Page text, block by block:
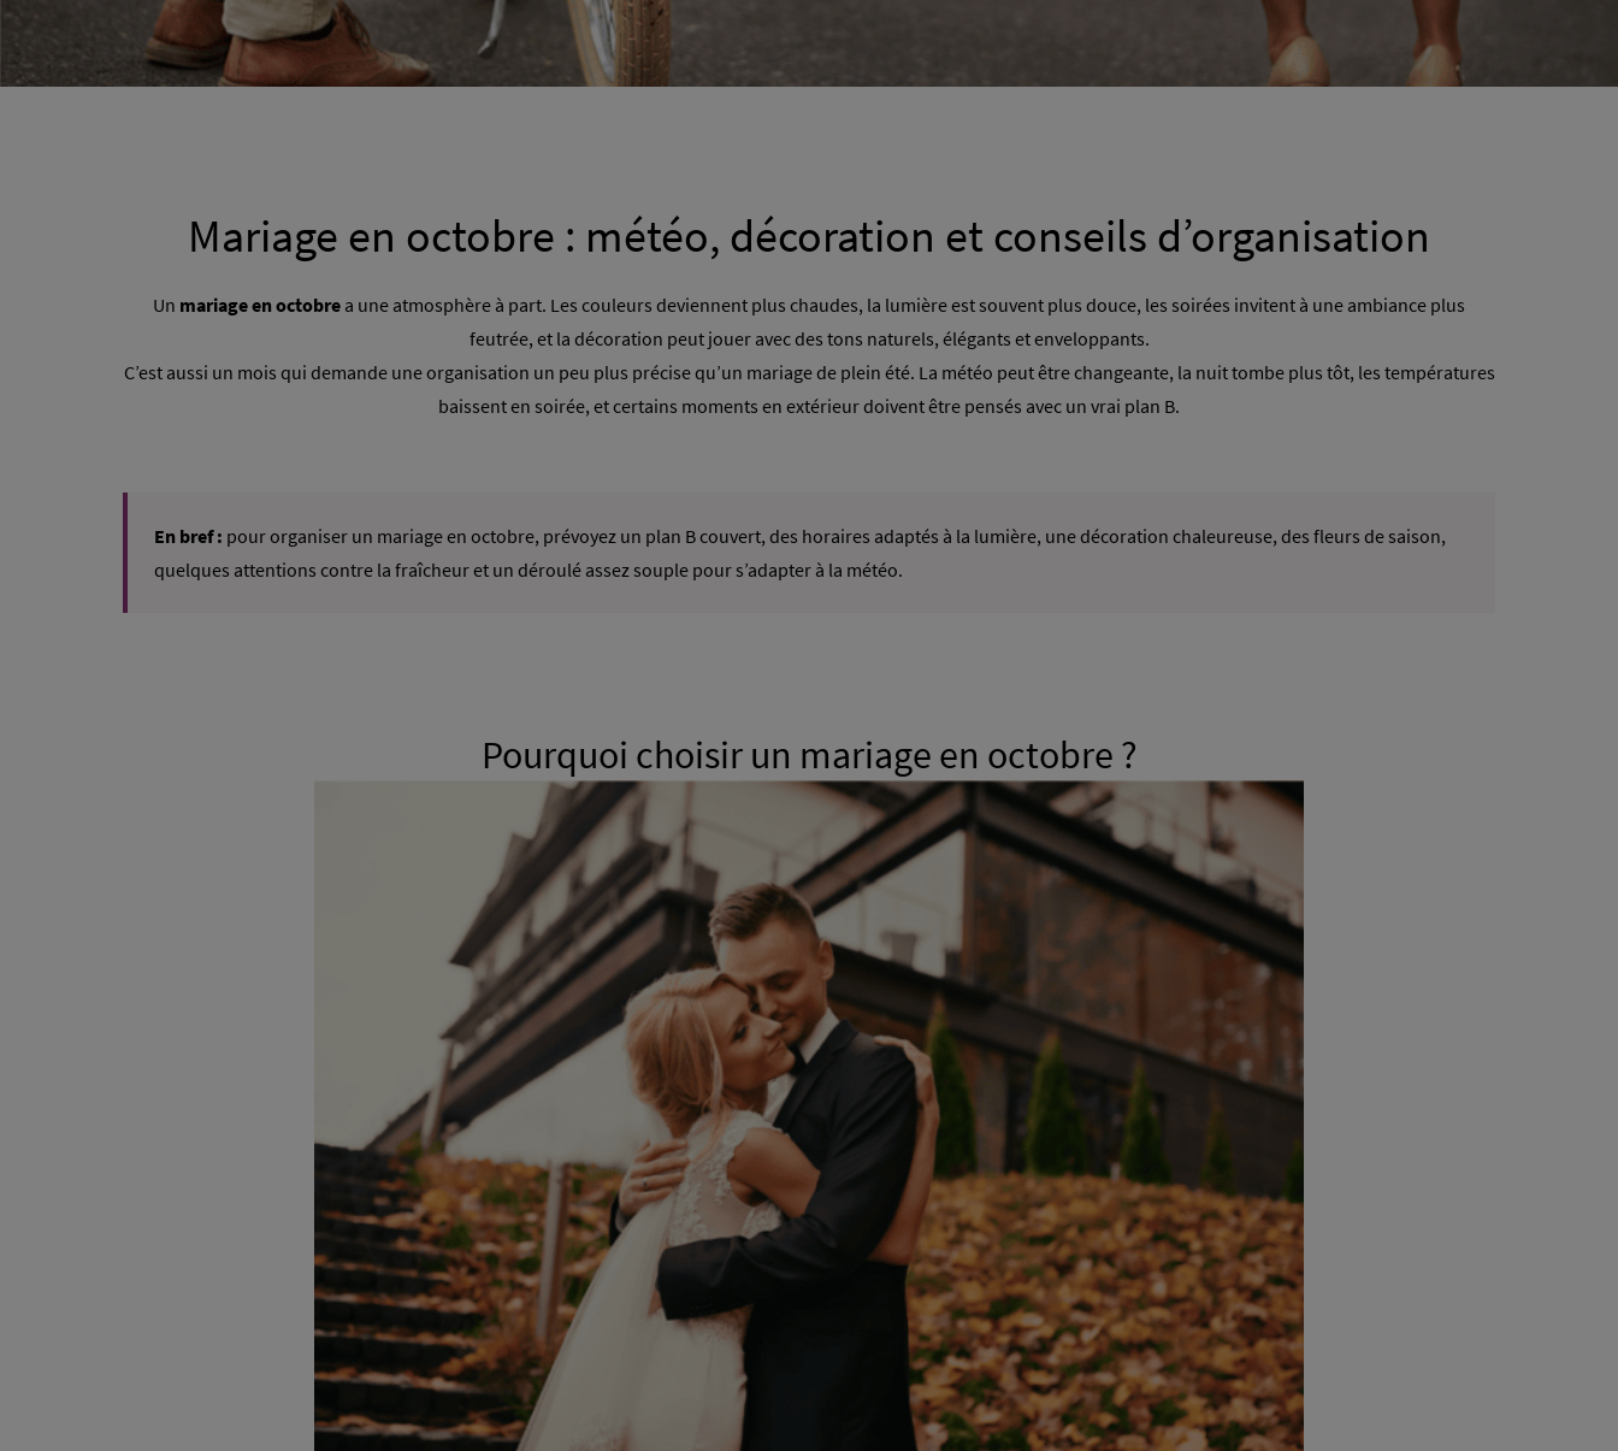
Mariage en octobre : météo, décoration et conseils d’organisation
Un mariage en octobre a une atmosphère à part. Les couleurs deviennent plus chaudes, la lumière est souvent plus douce, les soirées invitent à une ambiance plus
feutrée, et la décoration peut jouer avec des tons naturels, élégants et enveloppants.
C’est aussi un mois qui demande une organisation un peu plus précise qu’un mariage de plein été. La météo peut être changeante, la nuit tombe plus tôt, les températures
baissent en soirée, et certains moments en extérieur doivent être pensés avec un vrai plan B.
En bref : pour organiser un mariage en octobre, prévoyez un plan B couvert, des horaires adaptés à la lumière, une décoration chaleureuse, des fleurs de saison,
quelques attentions contre la fraîcheur et un déroulé assez souple pour s’adapter à la météo.
Pourquoi choisir un mariage en octobre ?